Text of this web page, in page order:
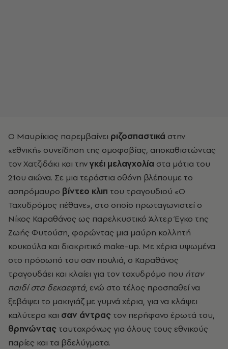
Ο Μαυρίκιος παρεμβαίνει ριζοσπαστικά στην
«εθνική» συνείδηση της ομοφοβίας, αποκαθιστώντας
τον Χατζιδάκι και τηνγκέι μελαγχολία στα μάτια του
21ου αιώνα. Σε μια τεράστια οθόνη βλέπουμε το
ασπρόμαυρο βίντεο κλιπ του τραγουδιού «Ο
Ταχυδρόμος πέθανε», στο οποίο πρωταγωνιστεί ο
Νίκος Καραθάνος ως παρελκυστικό Άλτερ Έγκο της
Ζωής Φυτούση, φορώντας μια μαύρη κολλητή
κουκούλα και διακριτικό make-up. Με χέρια υψωμένα
στο πρόσωπό του σαν πουλιά, ο Καραθάνος
τραγουδάει και κλαίει για τον ταχυδρόμο που ήταν
παιδί στα δεκαεφτά, ενώ στο τέλος προσπαθεί να
ξεβάψει το μακιγιάζ με γυμνά χέρια, για να κλάψει
καλύτερα και σαν άντρας τον περήφανο έρωτά του,
θρηνώντας ταυτοχρόνως για όλους τους εθνικούς
παρίες και τα βδελύγματα.